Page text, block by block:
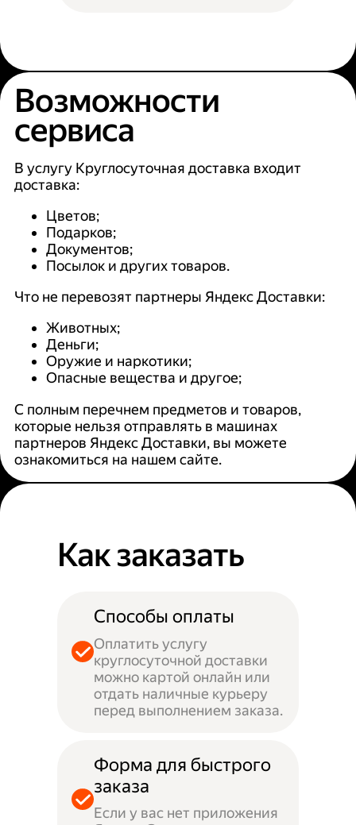
Возможности
сервиса
В услугу Круглосуточная доставка входит
доставка:
Цветов;
Подарков;
Документов;
Посылок и других товаров.
Что не перевозят партнеры Яндекс Доставки:
Животных;
Деньги;
Оружие и наркотики;
Опасные вещества и другое;
С полным перечнем предметов и товаров,
которые нельзя отправлять в машинах
партнеров Яндекс Доставки, вы можете
ознакомиться на нашем сайте.
Как заказать
Способы оплаты
Оплатить услугу
круглосуточной доставки
можно картой онлайн или
отдать наличные курьеру
перед выполнением заказа.
Форма для быстрого
заказа
Если у вас нет приложения